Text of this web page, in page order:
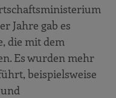
Jahre gab es
die mit dem
Es wurden mehr
beispielsweise